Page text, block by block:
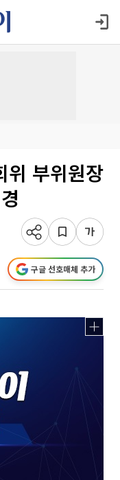
위 부위원장
구글 선호매체 추가